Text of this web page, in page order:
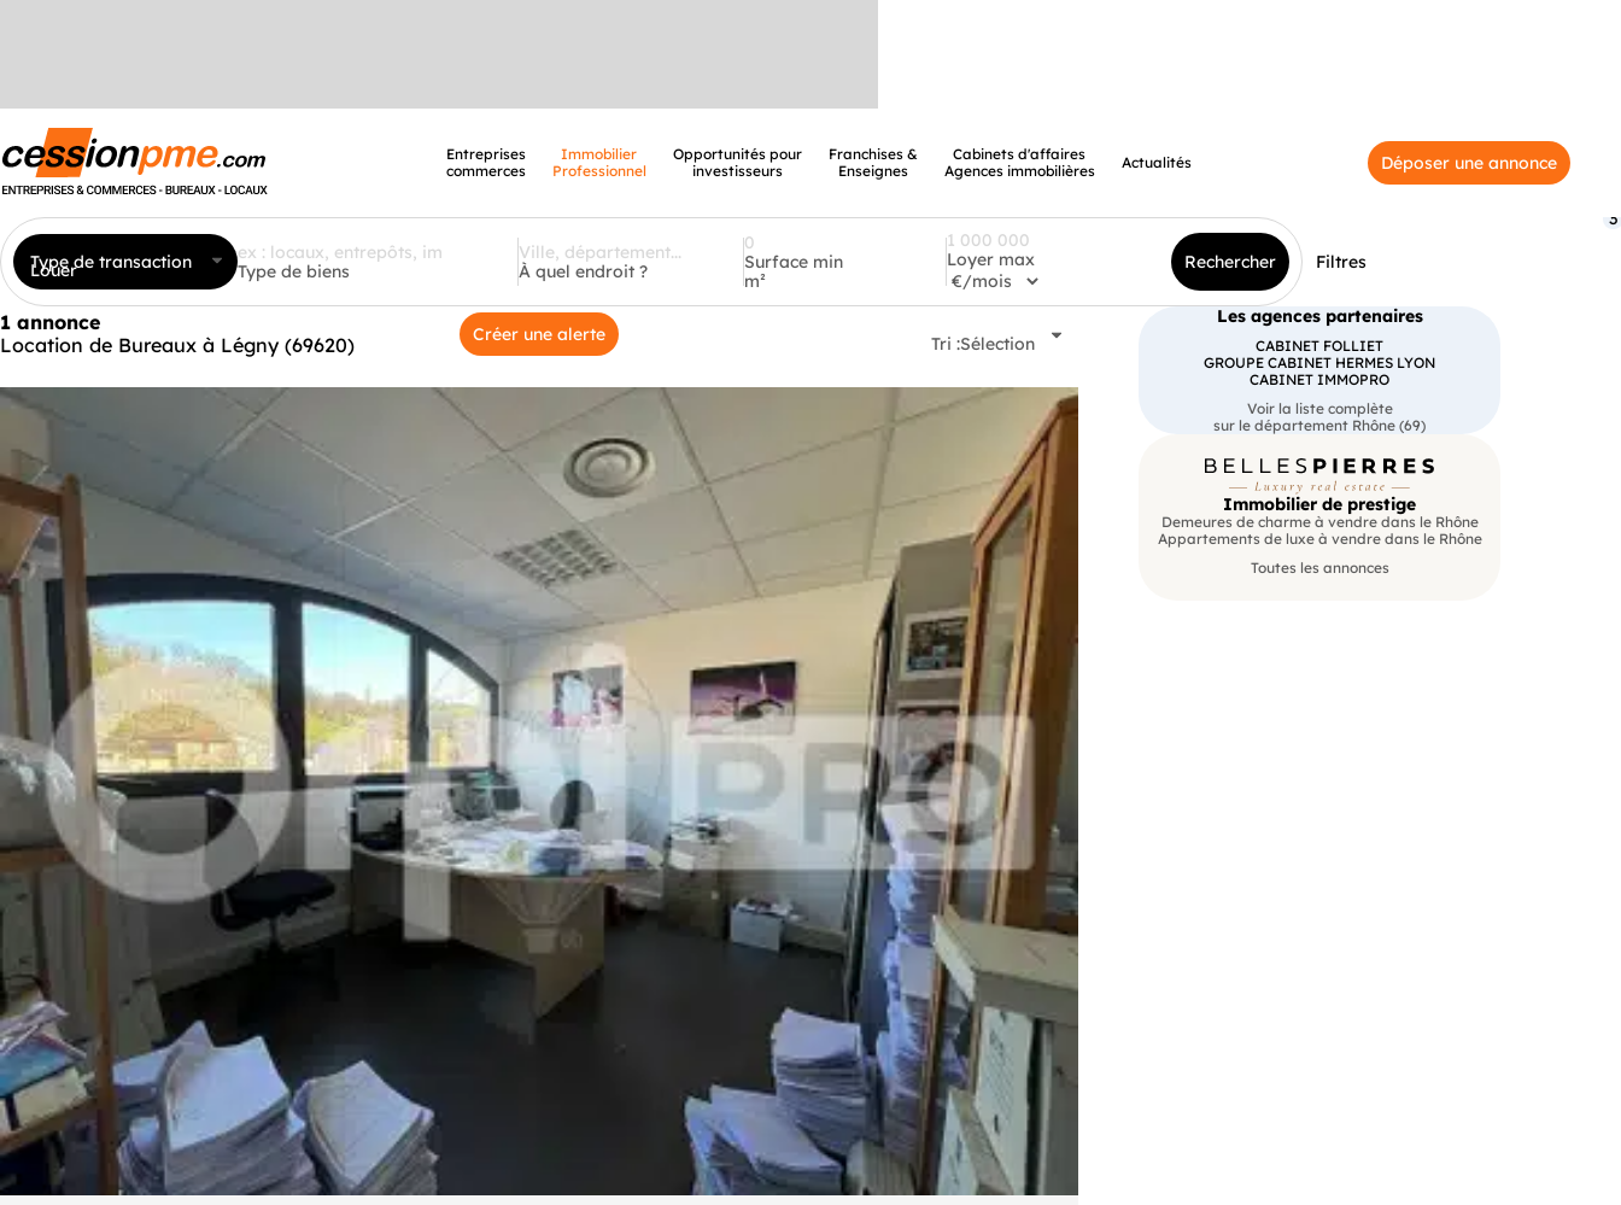
Entreprises
commerces
Immobilier
Professionnel
Opportunités pour
investisseurs
Franchises &
Enseignes
Cabinets d'affaires
Agences immobilières
Actualités Déposer une annonce
Type de transaction
Louer Type de biens À quel endroit ?
Surface min
m²
Loyer max Rechercher Filtres
3
1 annonce
Location de Bureaux à Légny (69620)
Créer une alerte Tri :Sélection
Les agences partenaires
CABINET FOLLIET
GROUPE CABINET HERMES LYON
CABINET IMMOPRO
Voir la liste complète
sur le département Rhône (69)
Immobilier de prestige
Demeures de charme à vendre dans le Rhône
Appartements de luxe à vendre dans le Rhône
Toutes les annonces